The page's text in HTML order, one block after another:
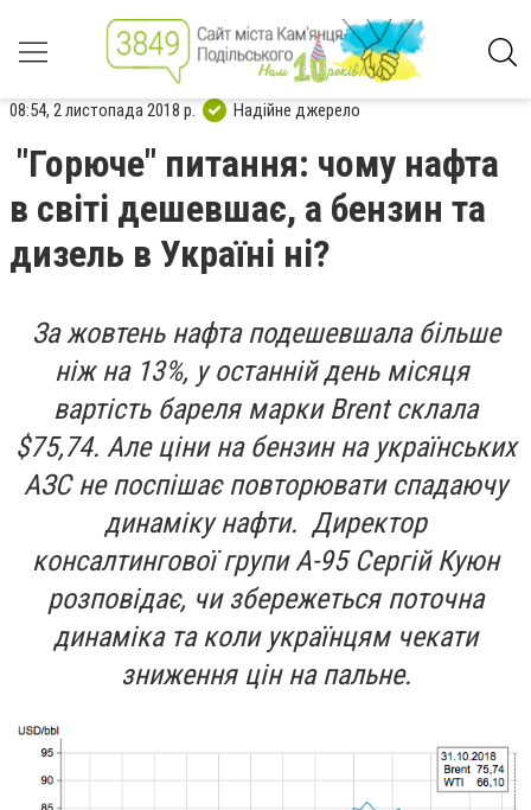
08:54, 2 листопада 2018 р. Надійне джерело
"Горюче" питання: чому нафта
в світі дешевшає, а бензин та
дизель в Україні ні?
За жовтень нафта подешевшала більше
ніж на 13%, у останній день місяця
вартість бареля марки Brent склала
$75,74. Але ціни на бензин на українських
АЗС не поспішає повторювати спадаючу
динаміку нафти. Директор
консалтингової групи А-95 Сергій Куюн
розповідає, чи збережеться поточна
динаміка та коли українцям чекати
зниження цін на пальне.